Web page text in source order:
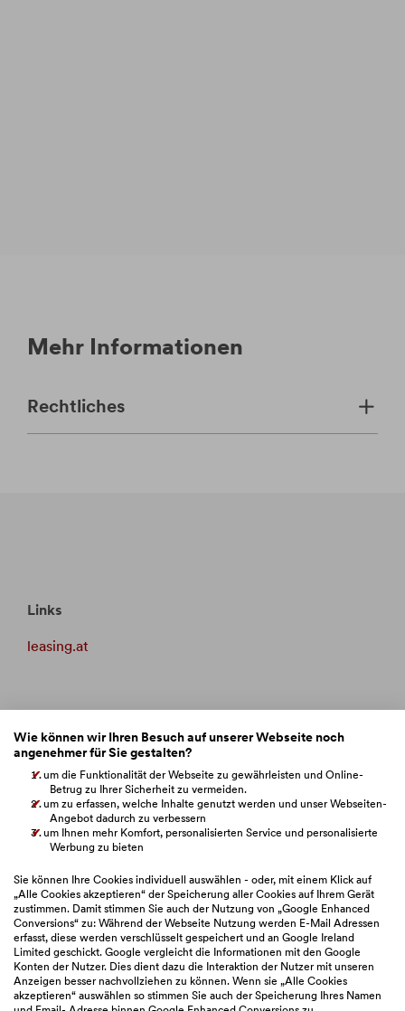
Mehr Informationen
Rechtliches
Links
leasing.at
Services
BAWAG eBanking
Markets
BAWAG Webseiten
Bitte auswählen
Wie können wir Ihren Besuch auf unserer Webseite noch
angenehmer für Sie gestalten?
um die Funktionalität der Webseite zu gewährleisten und Online-
Betrug zu Ihrer Sicherheit zu vermeiden.
um zu erfassen, welche Inhalte genutzt werden und unser Webseiten-
Angebot dadurch zu verbessern
um Ihnen mehr Komfort, personalisierten Service und personalisierte
Werbung zu bieten
Sie können Ihre Cookies individuell auswählen - oder, mit einem Klick auf
„Alle Cookies akzeptieren“ der Speicherung aller Cookies auf Ihrem Gerät
zustimmen. Damit stimmen Sie auch der Nutzung von „Google Enhanced
Conversions“ zu: Während der Webseite Nutzung werden E-Mail Adressen
erfasst, diese werden verschlüsselt gespeichert und an Google Ireland
Limited geschickt. Google vergleicht die Informationen mit den Google
Konten der Nutzer. Dies dient dazu die Interaktion der Nutzer mit unseren
Anzeigen besser nachvollziehen zu können. Wenn sie „Alle Cookies
akzeptieren“ auswählen so stimmen Sie auch der Speicherung Ihres Namen